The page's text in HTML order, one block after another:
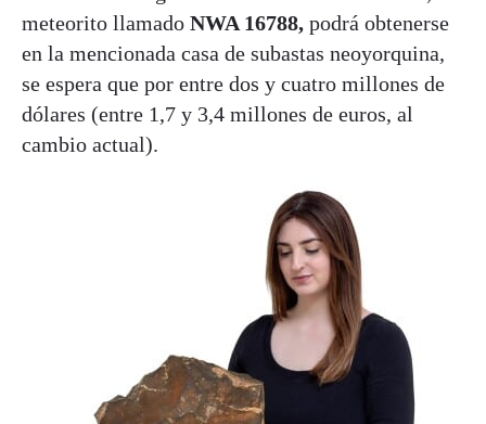
meteorito llamado NWA 16788, podrá obtenerse
en la mencionada casa de subastas neoyorquina,
se espera que por entre dos y cuatro millones de
dólares (entre 1,7 y 3,4 millones de euros, al
cambio actual).